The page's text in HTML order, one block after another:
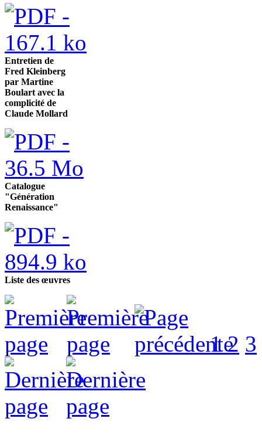
Entretien de
Fred Kleinberg
par Martine
Boulart avec la
complicité de
Claude Mollard
Catalogue
"Génération
Renaissance"
Liste des œuvres
1 2 3